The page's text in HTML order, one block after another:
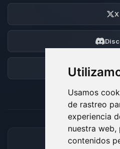
Usamos
de rastreo
experiencia
nuestra
contenidos
X
Foro
MÉTODOS DE